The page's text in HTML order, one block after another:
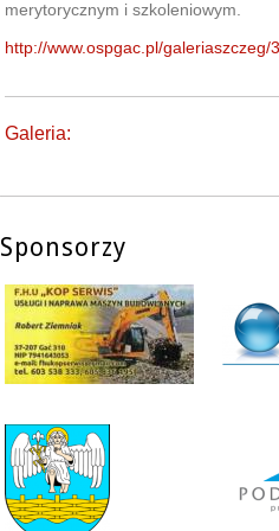
merytorycznym i szkoleniowym.
http://www.ospgac.pl/galeriaszczeg/
Galeria:
Sponsorzy